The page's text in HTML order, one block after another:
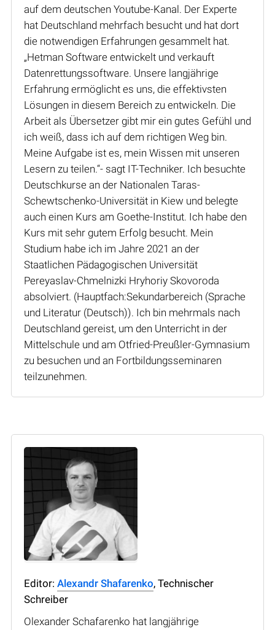
auf dem deutschen Youtube-Kanal. Der Experte
hat Deutschland mehrfach besucht und hat dort
die notwendigen Erfahrungen gesammelt hat.
„Hetman Software entwickelt und verkauft
Datenrettungssoftware. Unsere langjährige
Erfahrung ermöglicht es uns, die effektivsten
Lösungen in diesem Bereich zu entwickeln. Die
Arbeit als Übersetzer gibt mir ein gutes Gefühl und
ich weiß, dass ich auf dem richtigen Weg bin.
Meine Aufgabe ist es, mein Wissen mit unseren
Lesern zu teilen.“- sagt IT-Techniker. Ich besuchte
Deutschkurse an der Nationalen Taras-
Schewtschenko-Universität in Kiew und belegte
auch einen Kurs am Goethe-Institut. Ich habe den
Kurs mit sehr gutem Erfolg besucht. Mein
Studium habe ich im Jahre 2021 an der
Staatlichen Pädagogischen Universität
Pereyaslav-Chmelnizki Hryhoriy Skovoroda
absolviert. (Hauptfach:Sekundarbereich (Sprache
und Literatur (Deutsch)). Ich bin mehrmals nach
Deutschland gereist, um den Unterricht in der
Mittelschule und am Otfried-Preußler-Gymnasium
zu besuchen und an Fortbildungsseminaren
teilzunehmen.
Editor: Alexandr Shafarenko, Technischer
Schreiber
Olexander Schafarenko hat langjährige